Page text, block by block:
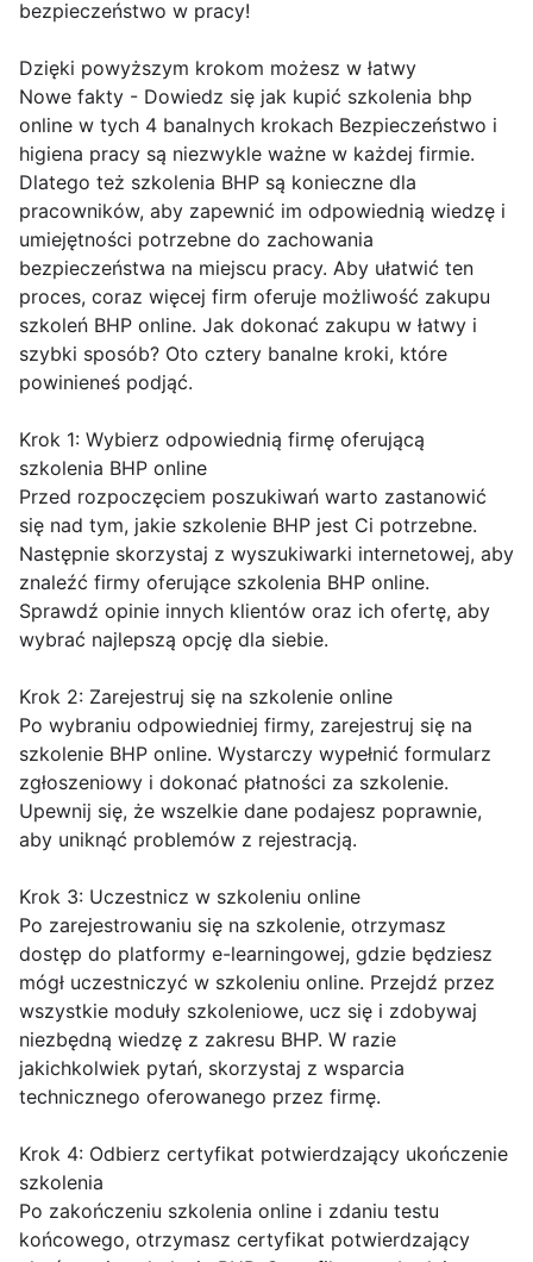
bezpieczeństwo w pracy!
Dzięki powyższym krokom możesz w łatwy
Nowe fakty - Dowiedz się jak kupić szkolenia bhp
online w tych 4 banalnych krokach Bezpieczeństwo i
higiena pracy są niezwykle ważne w każdej firmie.
Dlatego też szkolenia BHP są konieczne dla
pracowników, aby zapewnić im odpowiednią wiedzę i
umiejętności potrzebne do zachowania
bezpieczeństwa na miejscu pracy. Aby ułatwić ten
proces, coraz więcej firm oferuje możliwość zakupu
szkoleń BHP online. Jak dokonać zakupu w łatwy i
szybki sposób? Oto cztery banalne kroki, które
powinieneś podjąć.
Krok 1: Wybierz odpowiednią firmę oferującą
szkolenia BHP online
Przed rozpoczęciem poszukiwań warto zastanowić
się nad tym, jakie szkolenie BHP jest Ci potrzebne.
Następnie skorzystaj z wyszukiwarki internetowej, aby
znaleźć firmy oferujące szkolenia BHP online.
Sprawdź opinie innych klientów oraz ich ofertę, aby
wybrać najlepszą opcję dla siebie.
Krok 2: Zarejestruj się na szkolenie online
Po wybraniu odpowiedniej firmy, zarejestruj się na
szkolenie BHP online. Wystarczy wypełnić formularz
zgłoszeniowy i dokonać płatności za szkolenie.
Upewnij się, że wszelkie dane podajesz poprawnie,
aby uniknąć problemów z rejestracją.
Krok 3: Uczestnicz w szkoleniu online
Po zarejestrowaniu się na szkolenie, otrzymasz
dostęp do platformy e-learningowej, gdzie będziesz
mógł uczestniczyć w szkoleniu online. Przejdź przez
wszystkie moduły szkoleniowe, ucz się i zdobywaj
niezbędną wiedzę z zakresu BHP. W razie
jakichkolwiek pytań, skorzystaj z wsparcia
technicznego oferowanego przez firmę.
Krok 4: Odbierz certyfikat potwierdzający ukończenie
szkolenia
Po zakończeniu szkolenia online i zdaniu testu
końcowego, otrzymasz certyfikat potwierdzający